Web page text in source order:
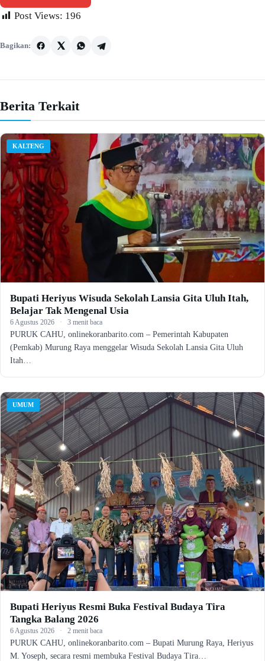
Post Views: 196
Bagikan:
Berita Terkait
KALTENG
Bupati Heriyus Wisuda Sekolah Lansia Gita Uluh Itah,
Belajar Tak Mengenal Usia
6 Agustus 2026 · 3 menit baca
PURUK CAHU, onlinekoranbarito.com – Pemerintah Kabupaten
(Pemkab) Murung Raya menggelar Wisuda Sekolah Lansia Gita Uluh
Itah…
UMUM
Bupati Heriyus Resmi Buka Festival Budaya Tira
Tangka Balang 2026
6 Agustus 2026 · 2 menit baca
PURUK CAHU, onlinekoranbarito.com – Bupati Murung Raya, Heriyus
M. Yoseph, secara resmi membuka Festival Budaya Tira…